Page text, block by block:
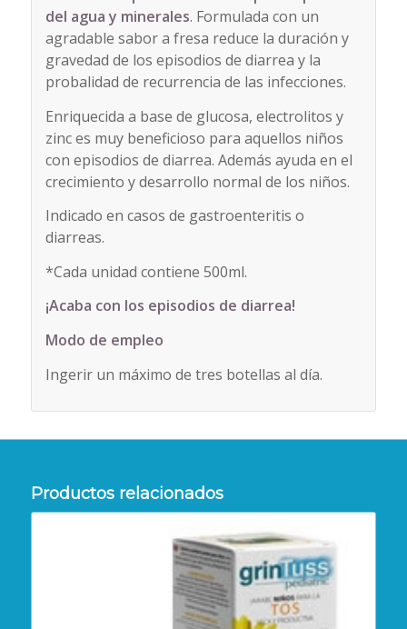
del agua y minerales. Formulada con un
agradable sabor a fresa reduce la duración y
gravedad de los episodios de diarrea y la
probalidad de recurrencia de las infecciones.
Enriquecida a base de glucosa, electrolitos y
zinc es muy beneficioso para aquellos niños
con episodios de diarrea. Además ayuda en el
crecimiento y desarrollo normal de los niños.
Indicado en casos de gastroenteritis o
diarreas.
*Cada unidad contiene 500ml.
¡Acaba con los episodios de diarrea!
Modo de empleo
Ingerir un máximo de tres botellas al día.
Productos relacionados